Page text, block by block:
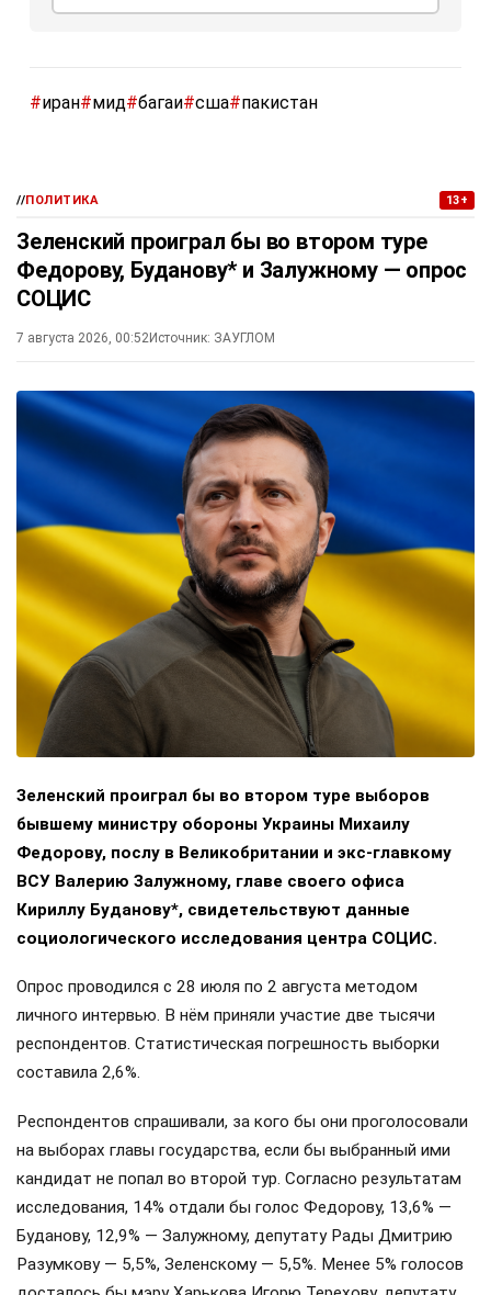
#иран#мид#багаи#сша#пакистан
//ПОЛИТИКА 13+
Зеленский проиграл бы во втором туре
Федорову, Буданову* и Залужному — опрос
СОЦИС
7 августа 2026, 00:52Источник: ЗАУГЛОМ
Зеленский проиграл бы во втором туре выборов
бывшему министру обороны Украины Михаилу
Федорову, послу в Великобритании и экс-главкому
ВСУ Валерию Залужному, главе своего офиса
Кириллу Буданову*, свидетельствуют данные
социологического исследования центра СОЦИС.
Опрос проводился с 28 июля по 2 августа методом
личного интервью. В нём приняли участие две тысячи
респондентов. Статистическая погрешность выборки
составила 2,6%.
Респондентов спрашивали, за кого бы они проголосовали
на выборах главы государства, если бы выбранный ими
кандидат не попал во второй тур. Согласно результатам
исследования, 14% отдали бы голос Федорову, 13,6% —
Буданову, 12,9% — Залужному, депутату Рады Дмитрию
Разумкову — 5,5%, Зеленскому — 5,5%. Менее 5% голосов